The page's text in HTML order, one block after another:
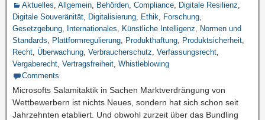
Aktuelles, Allgemein, Behörden, Compliance, Digitale Resilienz,
Digitale Souveränität, Digitalisierung, Ethik, Forschung,
Gesetzgebung, Internationales, Künstliche Intelligenz, Normen und
Standards, Plattformregulierung, Produkthaftung, Produktsicherheit,
Recht, Überwachung, Verbraucherschutz, Verfassungsrecht,
Vergaberecht, Vertragsfreiheit, Whistleblowing
Comments
Microsofts Salamitaktik in Sachen Marktverdrängung von
Wettbewerbern ist nichts Neues, sondern hat sich schon seit
Jahrzehnten etabliert. Und obwohl zurzeit über das Bundling